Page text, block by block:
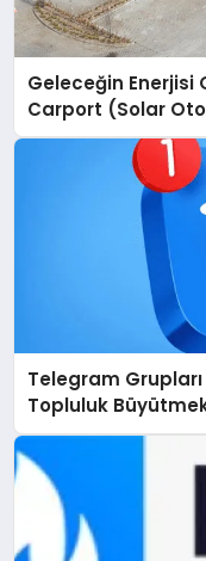
Geleceğin Enerjisi
Carport (Solar
Telegram
Topluluk